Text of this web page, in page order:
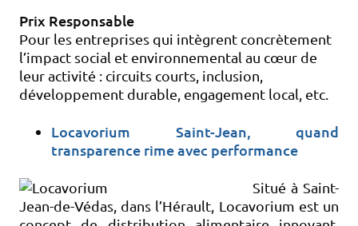
Prix Responsable
Pour les entreprises qui intègrent concrètement
l’impact social et environnemental au cœur de
leur activité : circuits courts, inclusion,
développement durable, engagement local, etc.
Locavorium Saint-Jean, quand
transparence rime avec performance
Situé à Saint-
Jean-de-Védas, dans l’Hérault, Locavorium est un